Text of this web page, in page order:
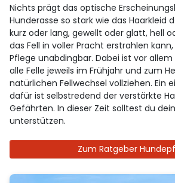
Nichts prägt das optische
Hunderasse so stark wie das Haarkleid
kurz oder lang, gewellt oder glatt, hell
das Fell in voller Pracht erstrahlen
Pflege unabdingbar. Dabei ist vor
alle Felle jeweils im Frühjahr und zum
natürlichen Fellwechsel vollziehen. Ein
dafür ist selbstredend der verstärkte
Gefährten. In dieser Zeit solltest du
unterstützen.
Zum Ratgeber